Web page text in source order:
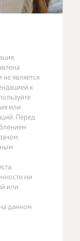
является
к
или
Перед
ни
или
данном